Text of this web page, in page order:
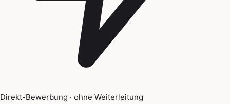
Direkt-Bewerbung · ohne Weiterleitung